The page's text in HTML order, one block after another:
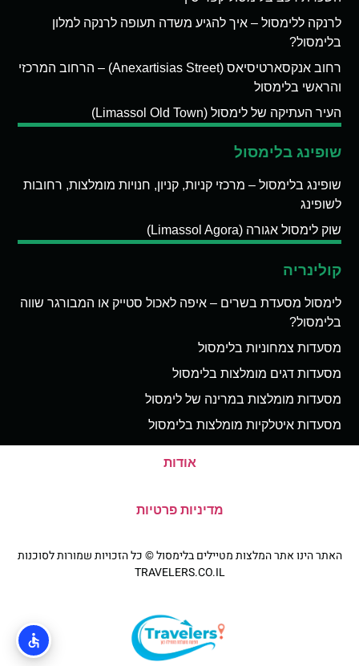
לרנקה ללימסול – איך להגיע משדה תעופה לרנקה למלון
בלימסול?
רחוב אנקסארטיסיאס (Anexartisias Street) – הרחוב המרכזי
והראשי בלימסול
העיר העתיקה של לימסול (Limassol Old Town)
שופינג בלימסול
שופינג בלימסול – מרכזי קניות, קניון, חנויות מומלצות, רחובות
לשופינג
שוק לימסול אגורה (Limassol Agora)
קולינריה
לימסול מסעדת בשרים – איפה לאכול סטייק או המבורגר שווה
בלימסול?
מסעדות צמחוניות בלימסול
מסעדות דגים מומלצות בלימסול
מסעדות מומלצות במרינה של לימסול
מסעדות איטלקיות מומלצות בלימסול
אודות
מדיניות פרטיות
האתר הינו אתר המלצות מטיילים בלימסול © כל הזכויות שמורות לסוכנות
TRAVELERS.CO.IL